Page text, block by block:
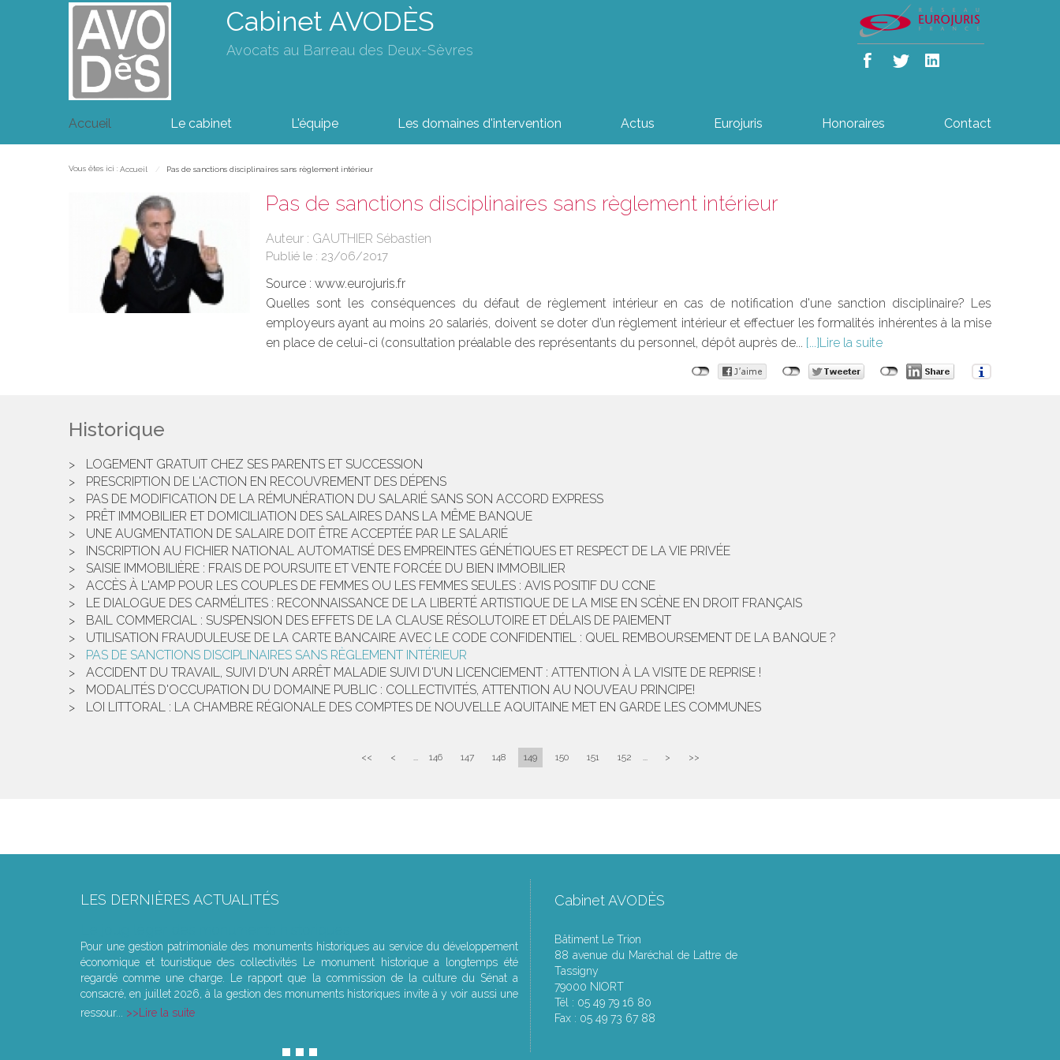
Cabinet AVODÈS
Avocats au Barreau des Deux-Sèvres
Accueil Le cabinet L'équipe Les domaines d'intervention Actus Eurojuris Honoraires Contact
Vous êtes ici : Accueil Pas de sanctions disciplinaires sans règlement intérieur
Pas de sanctions disciplinaires sans règlement intérieur
Auteur : GAUTHIER Sébastien
Publié le : 23/06/2017
Source : www.eurojuris.fr
Quelles sont les conséquences du défaut de règlement intérieur en cas de notification d'une sanction disciplinaire? Les
employeurs ayant au moins 20 salariés, doivent se doter d’un règlement intérieur et effectuer les formalités inhérentes à la mise
en place de celui-ci (consultation préalable des représentants du personnel, dépôt auprès de...
Lire la suite
Historique
LOGEMENT GRATUIT CHEZ SES PARENTS ET SUCCESSION
PRESCRIPTION DE L'ACTION EN RECOUVREMENT DES DÉPENS
PAS DE MODIFICATION DE LA RÉMUNÉRATION DU SALARIÉ SANS SON ACCORD EXPRESS
PRÊT IMMOBILIER ET DOMICILIATION DES SALAIRES DANS LA MÊME BANQUE
UNE AUGMENTATION DE SALAIRE DOIT ÊTRE ACCEPTÉE PAR LE SALARIÉ
INSCRIPTION AU FICHIER NATIONAL AUTOMATISÉ DES EMPREINTES GÉNÉTIQUES ET RESPECT DE LA VIE PRIVÉE
SAISIE IMMOBILIÈRE : FRAIS DE POURSUITE ET VENTE FORCÉE DU BIEN IMMOBILIER
ACCÈS À L'AMP POUR LES COUPLES DE FEMMES OU LES FEMMES SEULES : AVIS POSITIF DU CCNE
LE DIALOGUE DES CARMÉLITES : RECONNAISSANCE DE LA LIBERTÉ ARTISTIQUE DE LA MISE EN SCÈNE EN DROIT FRANÇAIS
BAIL COMMERCIAL : SUSPENSION DES EFFETS DE LA CLAUSE RÉSOLUTOIRE ET DÉLAIS DE PAIEMENT
UTILISATION FRAUDULEUSE DE LA CARTE BANCAIRE AVEC LE CODE CONFIDENTIEL : QUEL REMBOURSEMENT DE LA BANQUE ?
PAS DE SANCTIONS DISCIPLINAIRES SANS RÈGLEMENT INTÉRIEUR
ACCIDENT DU TRAVAIL, SUIVI D'UN ARRÊT MALADIE SUIVI D'UN LICENCIEMENT : ATTENTION À LA VISITE DE REPRISE !
MODALITÉS D'OCCUPATION DU DOMAINE PUBLIC : COLLECTIVITÉS, ATTENTION AU NOUVEAU PRINCIPE!
LOI LITTORAL : LA CHAMBRE RÉGIONALE DES COMPTES DE NOUVELLE AQUITAINE MET EN GARDE LES COMMUNES
<< < ... 146 147 148 149 150 151 152 ... > >>
LES DERNIÈRES ACTUALITÉS
Pour une gestion patrimoniale des monuments historiques au service du développement
économique et touristique des collectivités Le monument historique a longtemps été
regardé comme une charge. Le rapport que la commission de la culture du Sénat a
consacré, en juillet 2026, à la gestion des monuments historiques invite à y voir aussi une
ressour...
Lire la suite
Cabinet AVODÈS
Bâtiment Le Trion
88 avenue du Maréchal de Lattre de
Tassigny
79000 NIORT
Tél : 05 49 79 16 80
Fax : 05 49 73 67 88